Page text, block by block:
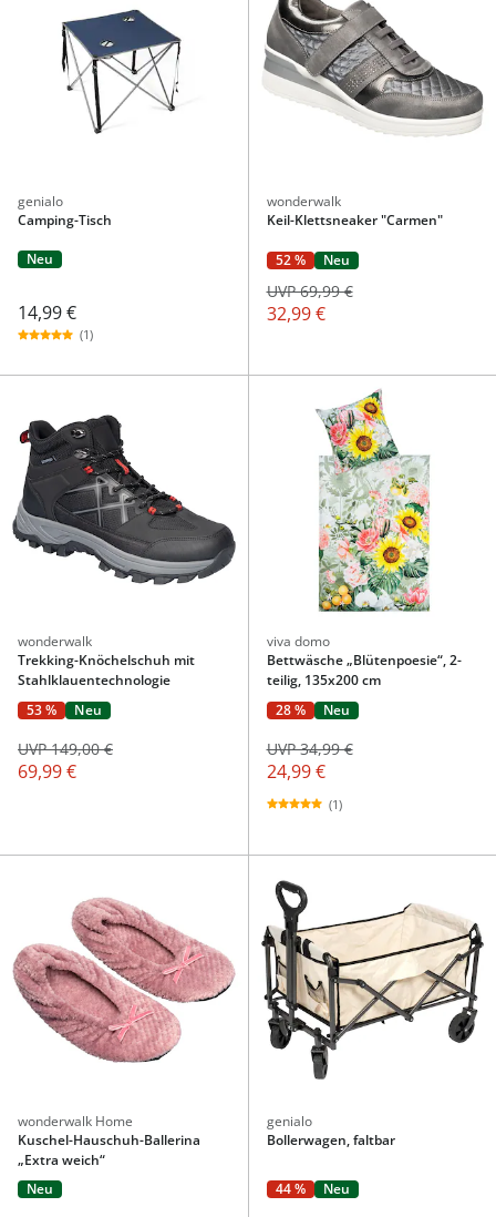
genialo
Camping-Tisch
Neu
14,99 €
(1)
wonderwalk
Keil-Klettsneaker "Carmen"
52 % Neu
32,99 €
UVP 69,99 €
wonderwalk
Trekking-Knöchelschuh mit
Stahlklauentechnologie
53 %
Neu
69,99 €
UVP 149,00 €
viva domo
Bettwäsche „Blütenpoesie“, 2-
teilig, 135x200 cm
28 %
Neu
24,99 €
UVP 34,99 €
(1)
wonderwalk Home
Kuschel-Hauschuh-Ballerina
„Extra weich“
Neu
genialo
Bollerwagen, faltbar
44 % Neu